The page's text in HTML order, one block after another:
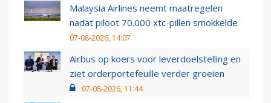
Malaysia Airlines neemt maatregelen
nadat piloot 70.000 xtc-pillen smokkelde
07-08-2026, 14:07
Airbus op koers voor leverdoelstelling en
ziet orderportefeuille verder groeien
07-08-2026, 11:44